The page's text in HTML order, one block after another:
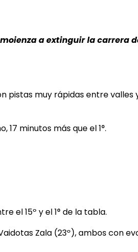
a extinguir la carrera
pistas muy rápidas entre valles
minutos más que el 1°.
el 15º y el 1° de la tabla.
Zala (23º), ambos con